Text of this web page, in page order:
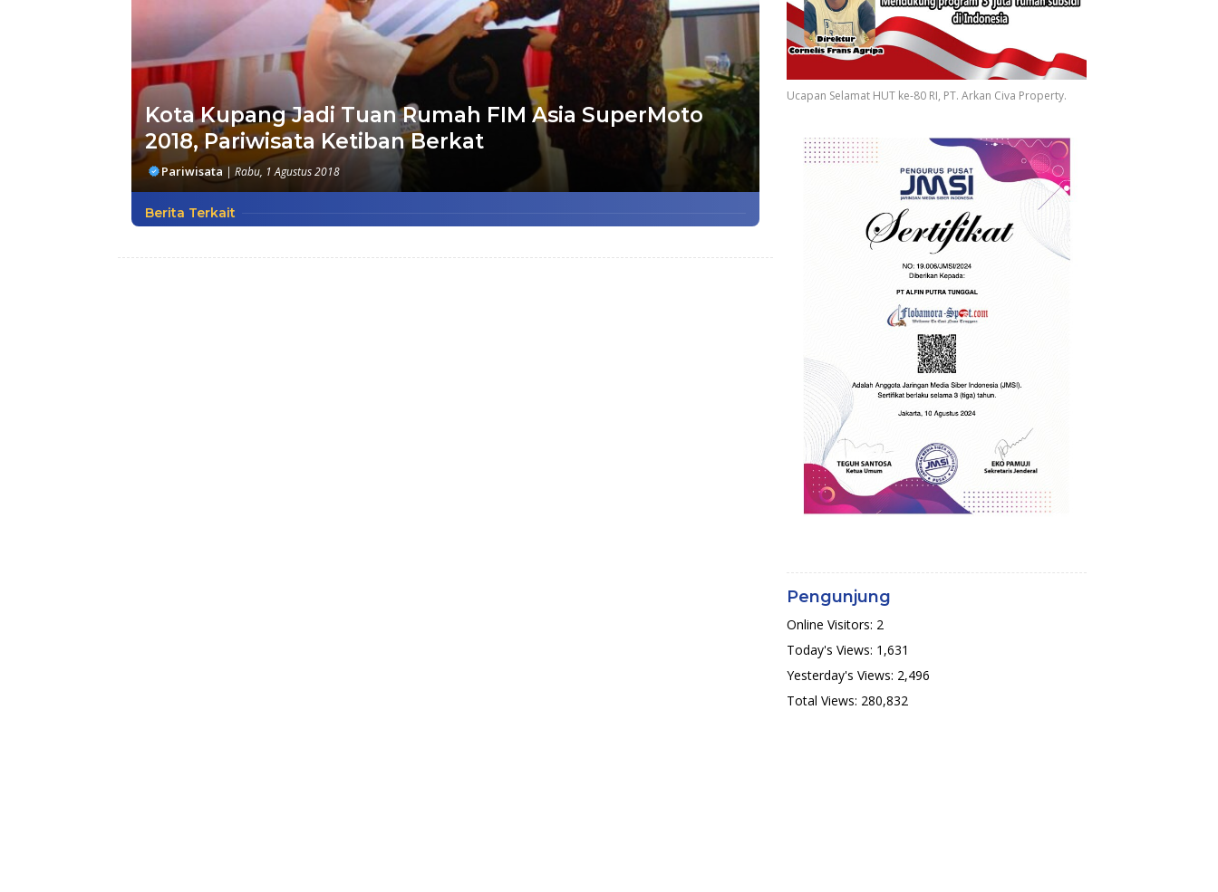
Kota Kupang Jadi Tuan Rumah FIM Asia SuperMoto
2018, Pariwisata Ketiban Berkat
Pariwisata | Rabu, 1 Agustus 2018
Berita Terkait
Ucapan Selamat HUT ke-80 RI, PT. Arkan Civa Property.
Pengunjung
Online Visitors: 2
Today's Views: 1,631
Yesterday's Views: 2,496
Total Views: 280,832